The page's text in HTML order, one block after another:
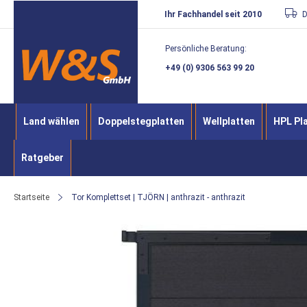
Direkt
zum
Inhalt
Ihr Fachhandel seit 2010
Persönliche Beratung:
+49 (0) 9306 563 99 20
Land wählen Doppelstegplatten Wellplatten HPL
Ratgeber
Startseite Tor Komplettset | TJÖRN | anthrazit - anthrazit